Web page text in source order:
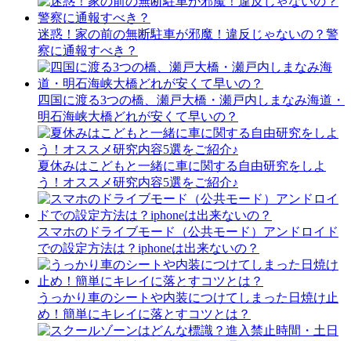
迷惑！家の前の無断駐車が邪魔！違反じゃないの？警
察に通報すべき？
四国に渡る3つの橋、瀬戸大橋・瀬戸内しまなみ海道・
明石海峡大橋どれが安くて早いの？
夏休みはこどもと一緒に車に関する自由研究をしよ
う！オススメ研究内容5選をご紹介♪
スマホのドライブモード（公共モード）アンドロイド
での設定方法は？iphoneは出来ないの？
うっかり車のシートや内装につけてしまった日焼け止
め！簡単にキレイに落とすコツとは？